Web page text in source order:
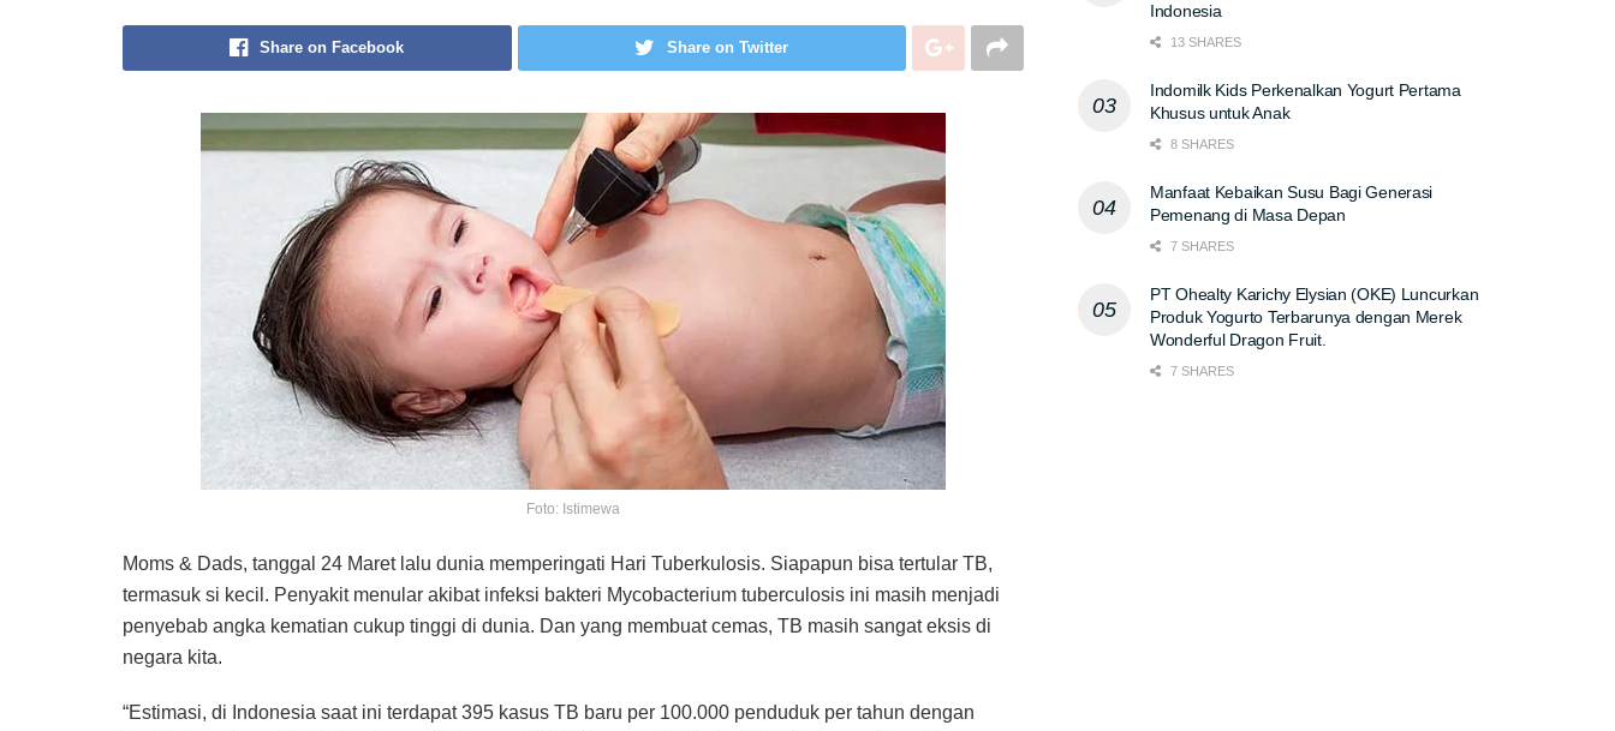
Share on Facebook Share on Twitter
Foto: Istimewa
Moms & Dads, tanggal 24 Maret lalu dunia memperingati Hari Tuberkulosis. Siapapun bisa tertular TB,
termasuk si kecil. Penyakit menular akibat infeksi bakteri Mycobacterium tuberculosis ini masih menjadi
penyebab angka kematian cukup tinggi di dunia. Dan yang membuat cemas, TB masih sangat eksis di
negara kita.
“Estimasi, di Indonesia saat ini terdapat 395 kasus TB baru per 100.000 penduduk per tahun dengan
Indonesia
13 SHARES
Indomilk Kids Perkenalkan Yogurt Pertama
Khusus untuk Anak
8 SHARES
Manfaat Kebaikan Susu Bagi Generasi
Pemenang di Masa Depan
7 SHARES
PT Ohealty Karichy Elysian (OKE) Luncurkan
Produk Yogurto Terbarunya dengan Merek
Wonderful Dragon Fruit.
7 SHARES